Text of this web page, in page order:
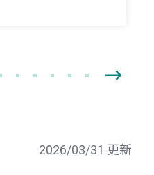
2026/03/31 更新